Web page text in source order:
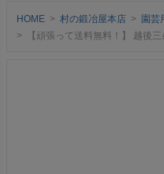
HOME 村の鍛冶屋本店 園芸
【頑張って送料無料！】 越後三条打刃物 水野